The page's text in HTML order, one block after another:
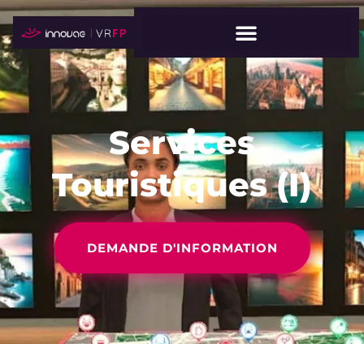
Services
Touristiques (I)
DEMANDE D'INFORMATION